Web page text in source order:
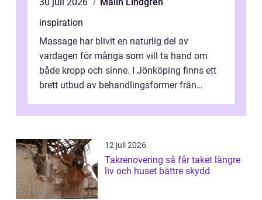
inspiration
Massage har blivit en naturlig del av
vardagen för många som vill ta hand om
både kropp och sinne. I Jönköping finns ett
brett utbud av behandlingsformer från
12 juli 2026
Takrenovering så får taket längre
liv och huset bättre skydd